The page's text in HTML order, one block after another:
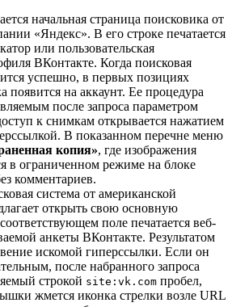
начальная страница поисковика от
«Яндекс». В его строке печатается
или пользовательская
ВКонтакте. Когда поисковая
успешно, в первых позициях
появится на аккаунт. Ее процедура
после запроса параметром
к снимкам открывается нажатием
В показанном перечне меню
копия», где изображения
в ограниченном режиме на блоке
комментариев.
система от американской
открыть свою основную
поле печатается веб-
анкеты ВКонтакте. Результатом
искомой гиперссылки. Если он
после набранного запроса
строкой site:vk.com пробел,
жмется иконка стрелки возле URL